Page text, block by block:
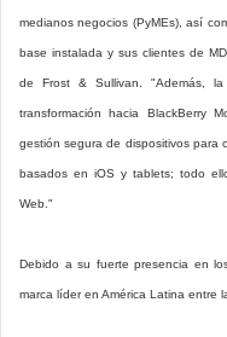
medianos negocios (PyMEs), así
base instalada y sus clientes de
de Frost & Sullivan. "Además,
transformación hacia BlackBerry
gestión segura de dispositivos para
basados en iOS y tablets; todo
Web."
Debido a su fuerte presencia en
marca líder en América Latina entre